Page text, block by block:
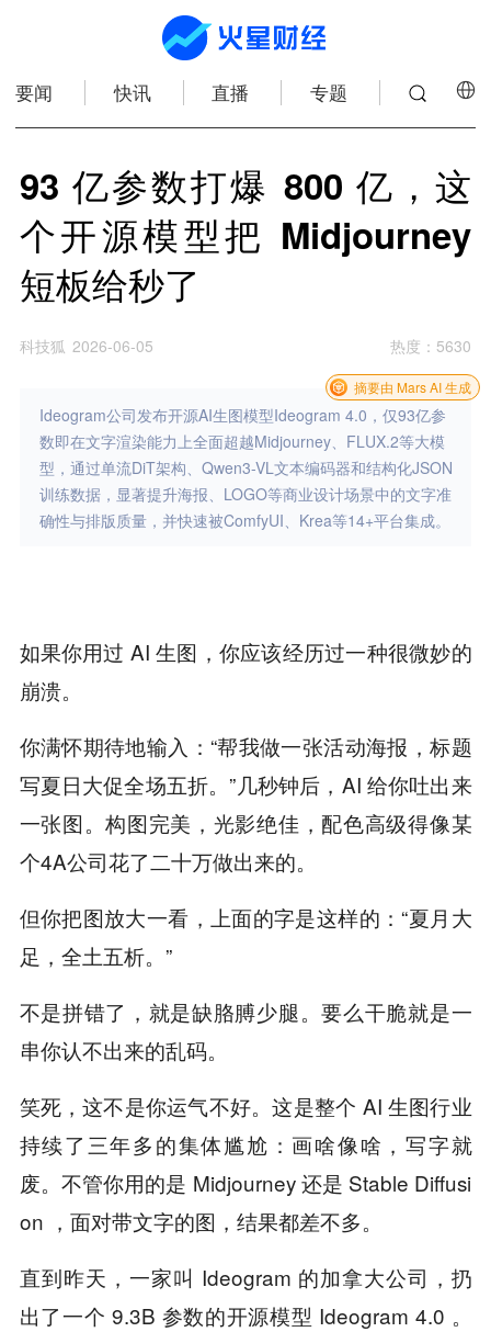
要闻 快讯 直播 专题
93 亿参数打爆 800 亿，这
个开源模型把 Midjourney
短板给秒了
科技狐 2026-06-05 热度 ： 5630
Ideogram公司发布开源AI生图模型Ideogram 4.0，仅93亿参
数即在文字渲染能力上全面超越Midjourney、FLUX.2等大模
型，通过单流DiT架构、Qwen3-VL文本编码器和结构化JSON
训练数据，显著提升海报、LOGO等商业设计场景中的文字准
确性与排版质量，并快速被ComfyUI、Krea等14+平台集成。
摘要由 Mars AI 生成
如果你用过 AI 生图，你应该经历过一种很微妙的
崩溃。
你满怀期待地输入：“帮我做一张活动海报，标题
写夏日大促全场五折。”几秒钟后，AI 给你吐出来
一张图。构图完美，光影绝佳，配色高级得像某
个4A公司花了二十万做出来的。
但你把图放大一看，上面的字是这样的：“夏月大
足，全土五析。”
不是拼错了，就是缺胳膊少腿。要么干脆就是一
串你认不出来的乱码。
笑死，这不是你运气不好。这是整个 AI 生图行业
持续了三年多的集体尴尬：画啥像啥，写字就
废。不管你用的是 Midjourney 还是 Stable Diffusi
on ，面对带文字的图，结果都差不多。
直到昨天，一家叫 Ideogram 的加拿大公司，扔
出了一个 9.3B 参数的开源模型 Ideogram 4.0 。